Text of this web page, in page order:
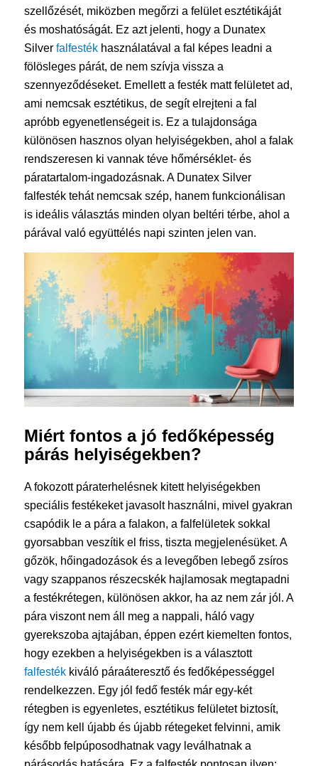
szellőzését, miközben megőrzi a felület esztétikáját
és moshatóságát. Ez azt jelenti, hogy a Dunatex
Silver falfestékhasználatával a fal képes leadni a
fölösleges párát, de nem szívja vissza a
szennyeződéseket. Emellett a festék matt felületet ad,
ami nemcsak esztétikus, de segít elrejteni a fal
apróbb egyenetlenségeit is. Ez a tulajdonsága
különösen hasznos olyan helyiségekben, ahol a falak
rendszeresen ki vannak téve hőmérséklet- és
páratartalom-ingadozásnak. A Dunatex Silver
falfesték tehát nemcsak szép, hanem funkcionálisan
is ideális választás minden olyan beltéri térbe, ahol a
párával való együttélés napi szinten jelen van.
Miért fontos a jó fedőképesség
párás helyiségekben?
A fokozott páraterhelésnek kitett helyiségekben
speciális festékeket javasolt használni, mivel gyakran
csapódik le a pára a falakon, a falfelületek sokkal
gyorsabban veszítik el friss, tiszta megjelenésüket. A
gőzök, hőingadozások és a levegőben lebegő zsíros
vagy szappanos részecskék hajlamosak megtapadni
a festékrétegen, különösen akkor, ha az nem zár jól. A
pára viszont nem áll meg a nappali, háló vagy
gyerekszoba ajtajában, éppen ezért kiemelten fontos,
hogy ezekben a helyiségekben is a választott
falfestékkiváló páraáteresztő és fedőképességgel
rendelkezzen. Egy jól fedő festék már egy-két
rétegben is egyenletes, esztétikus felületet biztosít,
így nem kell újabb és újabb rétegeket felvinni, amik
később felpúposodhatnak vagy leválhatnak a